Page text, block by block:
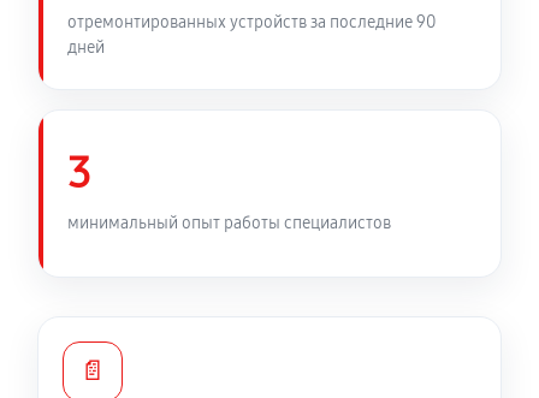
Замена электросхемы холодильника LG
GSB325PVQV
отремонтированных устройств за последние 90
дней
3
минимальный опыт работы специалистов
📄